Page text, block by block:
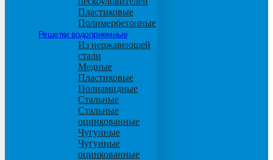
Пластиковые
Полимербетонные
Решетки водоприемные
Из нержавеющей
стали
Медные
Пластиковые
Полиамидные
Стальные
Стальные
оцинкованные
Чугунные
Чугунные
оцинкованные